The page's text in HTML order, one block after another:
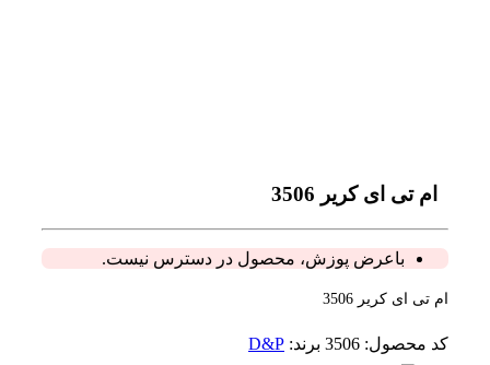
ام تی ای کریر 3506
باعرض پوزش، محصول در دسترس نیست.
ام تی ای کریر 3506
کد محصول: 3506 برند: D&P